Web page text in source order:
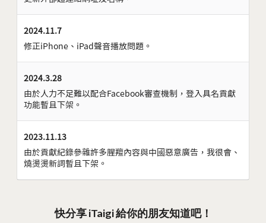
2024.11.7
修正iPhone、iPad聲音播放問題。
2024.3.28
由於人力不足難以配合Facebook審查機制，登入具名貢獻
功能暫且下架。
2023.11.13
由於貢獻紀錄參雜許多腥羶內容與中國惡意廣告，我很會、
燒燙燙新詞暫且下架。
快分享 iTaigi 給你的朋友知道吧！